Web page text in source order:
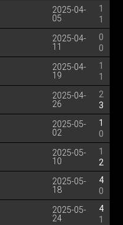
2025-04-
05
1
1
2025-04-
11
0
0
2025-04-
19
1
1
2025-04-
26
2
3
2025-05-
02
1
0
2025-05-
10
1
2
2025-05-
18
4
0
2025-05-
24
4
1